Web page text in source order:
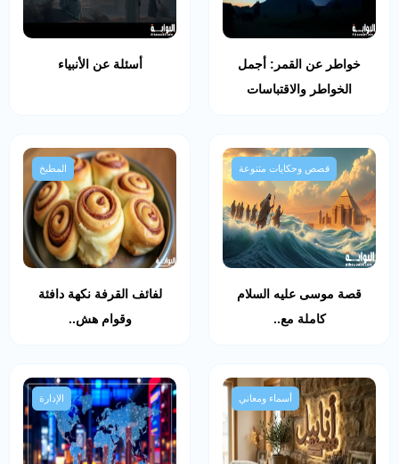
خواطر عن القمر: أجمل
الخواطر والاقتباسات
أسئلة عن الأنبياء
قصص وحكايات متنوعة
قصة موسى عليه السلام
كاملة مع..
المطبخ
لفائف القرفة نكهة دافئة
وقوام هش..
أسماء ومعاني الإدارة